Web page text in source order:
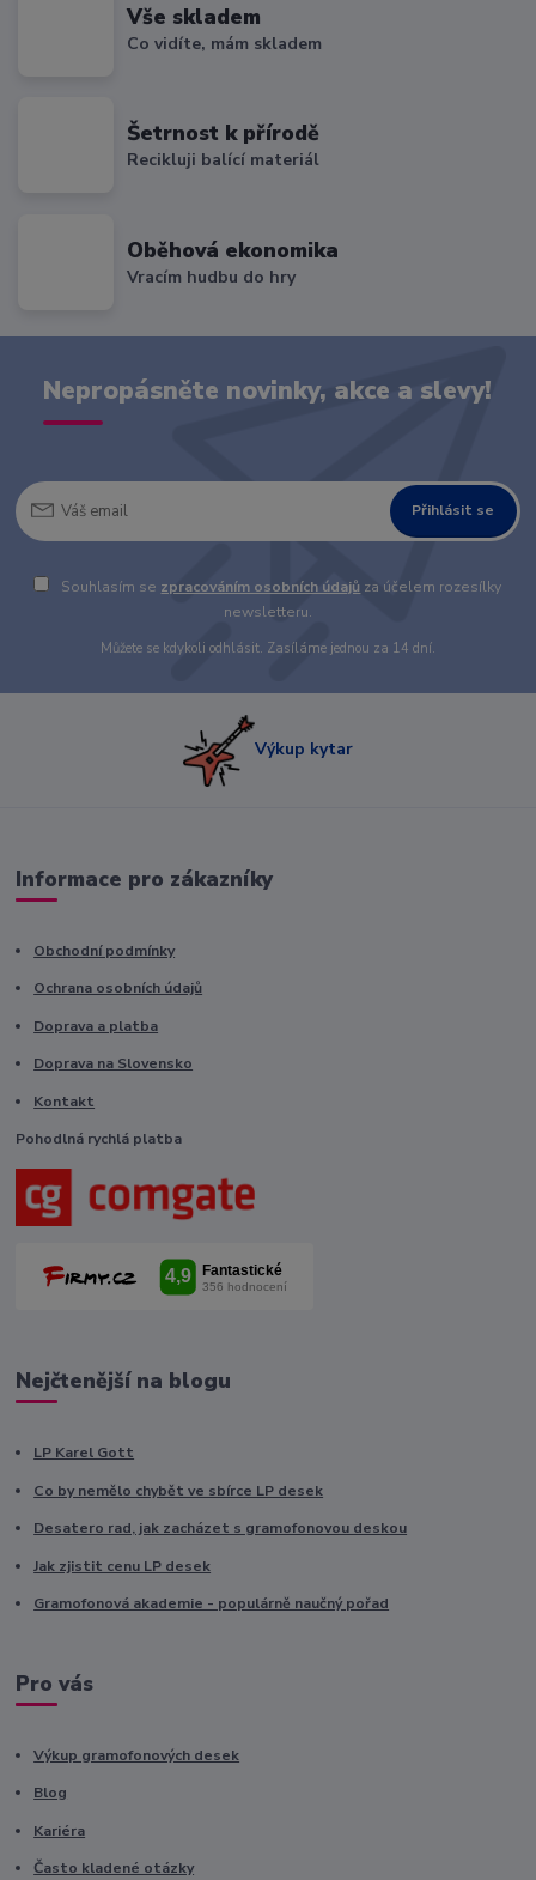
Vše skladem
Co vidíte, mám skladem
Šetrnost k přírodě
Recikluji balící materiál
Oběhová ekonomika
Vracím hudbu do hry
Nepropásněte novinky, akce a slevy!
Přihlásit se
Souhlasím se zpracováním osobních údajů za účelem rozesílky
newsletteru.
Můžete se kdykoli odhlásit. Zasíláme jednou za 14 dní.
Výkup kytar
Informace pro zákazníky
Obchodní podmínky
Ochrana osobních údajů
Doprava a platba
Doprava na Slovensko
Kontakt
Pohodlná rychlá platba
Nejčtenější na blogu
LP Karel Gott
Co by nemělo chybět ve sbírce LP desek
Desatero rad, jak zacházet s gramofonovou deskou
Jak zjistit cenu LP desek
Gramofonová akademie - populárně naučný pořad
Pro vás
Výkup gramofonových desek
Blog
Kariéra
Často kladené otázky